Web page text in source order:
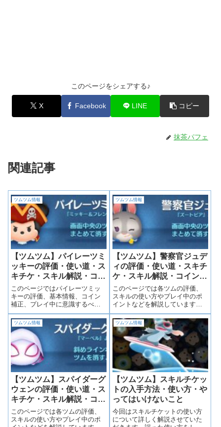
このページをシェアする♪
X Facebook LINE コピー
抹茶パフェ
関連記事
ツムツム情報
【ツムツム】パイレーツミ
ッキーの評価・使い道・ス
キチケ・スキル解説・コイ
ン補正
このページではパイレーツミッ
キーの評価、基本情報、コイン
補正、プレイ中に意識するべき
ポイントなどを詳しく載せてい
ます。
ツムツム情報
【ツムツム】警察官ジュデ
ィの評価・使い道・スキチ
ケ・スキル解説・コイン補
正
このページでは各ツムの評価、
スキルの使い方やプレイ中のポ
イントなどを解説しています。
目次から気になる項目にスキッ
プすることができます。ぜひ活
用してみて下さい！警察官ジュ
ディの評価 コイン稼ぎ
★★★☆☆ スコア稼ぎ
★★☆☆☆ 使いやすさ...
ツムツム情報
【ツムツム】スパイダーグ
ウェンの評価・使い道・ス
キチケ・スキル解説・コイ
ン補正
このページでは各ツムの評価、
スキルの使い方やプレイ中のポ
ツムツム情報
【ツムツム】スキルチケッ
トの入手方法・使い方・や
ってはいけないこと
今回はスキルチケットの使い方
について詳しく解説させていた